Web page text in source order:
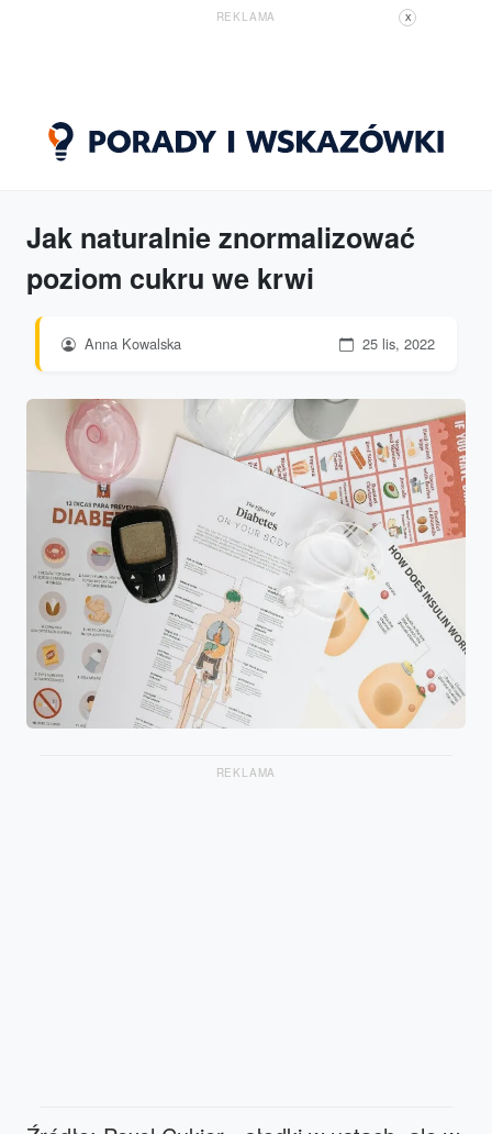
REKLAMA X
Jak naturalnie znormalizować
poziom cukru we krwi
Anna Kowalska 25 lis, 2022
REKLAMA